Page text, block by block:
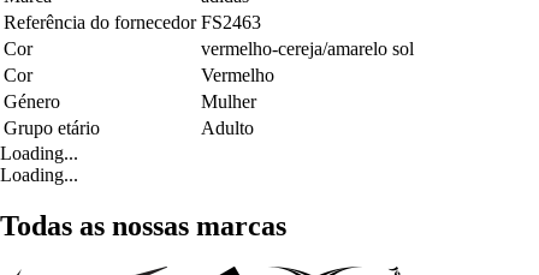
Referência do fornecedor FS2463
Cor
vermelho-cereja/amarelo sol
Cor
Vermelho
Género
Mulher
Grupo etário
Adulto
Loading...
Loading...
Todas as nossas marcas